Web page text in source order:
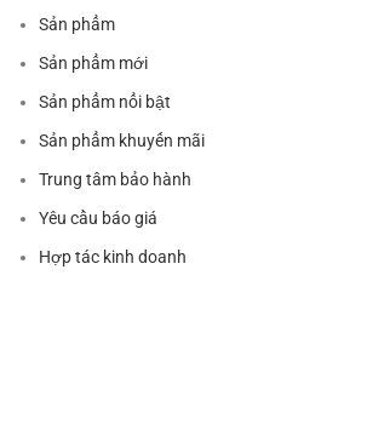
Sản phẩm
Sản phẩm mới
Sản phẩm nổi bật
Sản phẩm khuyến mãi
Trung tâm bảo hành
Yêu cầu báo giá
Hợp tác kinh doanh